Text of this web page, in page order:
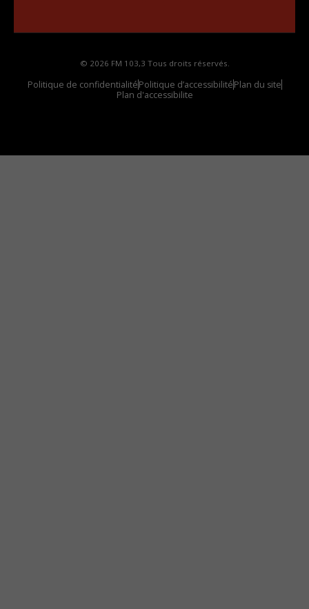
© 2026 FM 103,3 Tous droits réservés.
Politique de confidentialitéPolitique d’accessibilitéPlan du site
Plan d'accessibilite